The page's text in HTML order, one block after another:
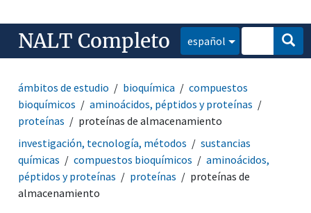
NALT Completo español
ámbitos de estudio bioquímica
compuestos
bioquímicos
aminoácidos, péptidos y proteínas
proteínas
proteínas de almacenamiento
investigación, tecnología, métodos
sustancias
químicas
compuestos bioquímicos
aminoácidos,
péptidos y proteínas
proteínas
proteínas de
almacenamiento